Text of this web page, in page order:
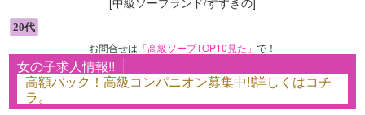
お問合せは 「高級ソープTOP10見た」 で！
女の子求人情報!!
高額バック！高級コンパニオン募集中!!詳しくはコチ
ラ。